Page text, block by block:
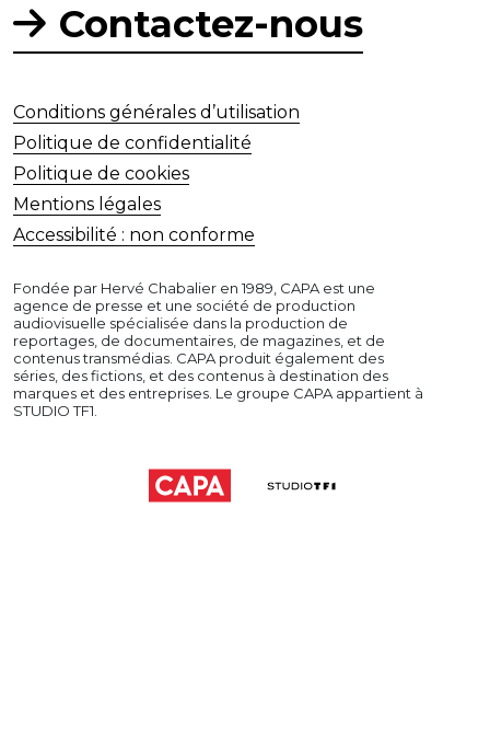
Fondée par Hervé Chabalier en 1989, CAPA est une
agence de presse et une société de production
audiovisuelle spécialisée dans la production de
reportages, de documentaires, de magazines, et de
contenus transmédias. CAPA produit également des
séries, des fictions, et des contenus à destination des
marques et des entreprises. Le groupe CAPA appartient à
STUDIO TF1.
Conditions générales d’utilisation
Politique de confidentialité
Politique de cookies
Mentions légales
Accessibilité : non conforme
Contactez-nous